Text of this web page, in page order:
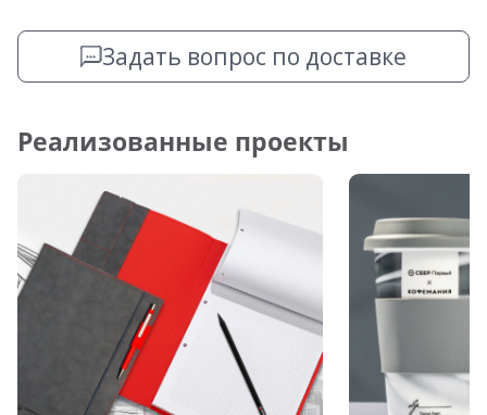
Задать вопрос по доставке
Реализованные проекты